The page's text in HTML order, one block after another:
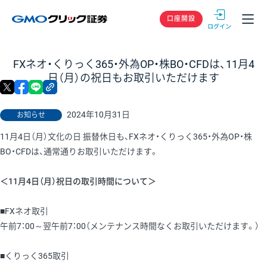
GMOクリック
口座開設
FXネオ・くりっく365・外為OP・株BO・CFDは、11月4
日（月）の祝日もお取引いただけます
お知らせ 2024年10月31日
X facebook
11月4日（月）文化の日 振替休日も、FXネオ・くりっく365・外為OP・株
BO・CFDは、通常通りお取引いただけます。
＜11月4日（月）祝日の取引時間について＞
■FXネオ取引
午前7：00～翌午前7：00（メンテナンス時間なくお取引いただけます。）
■くりっく365取引